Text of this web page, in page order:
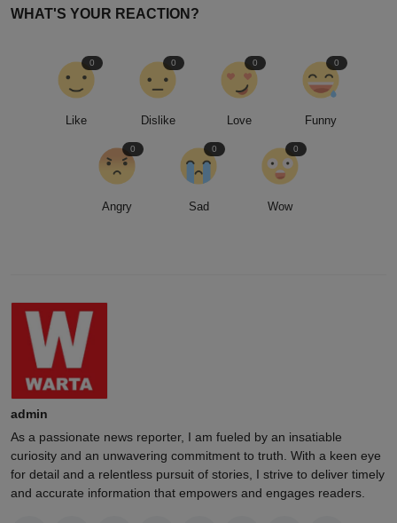
WHAT'S YOUR REACTION?
Like
0
Dislike
0
Love
0
Funny
0
Angry
0
Sad
0
Wow
0
admin
As a passionate news reporter, I am fueled by an insatiable
curiosity and an unwavering commitment to truth. With a keen eye
for detail and a relentless pursuit of stories, I strive to deliver timely
and accurate information that empowers and engages readers.